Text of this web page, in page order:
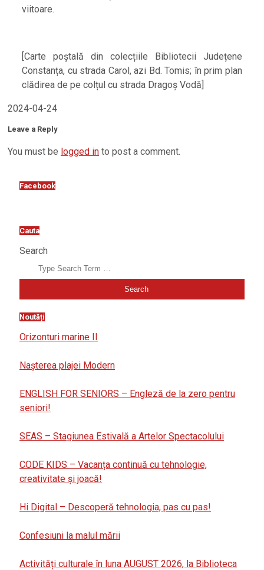
viitoare.
[Carte poștală din colecțiile Bibliotecii Județene
Constanța, cu strada Carol, azi Bd. Tomis; în prim plan
clădirea de pe colțul cu strada Dragoș Vodă]
2024-04-24
Leave a Reply
You must be logged in to post a comment.
Facebook
Cauta
Search
Noutăți
Orizonturi marine II
Nașterea plajei Modern
ENGLISH FOR SENIORS – Engleză de la zero pentru
seniori!
SEAS – Stagiunea Estivală a Artelor Spectacolului
CODE KIDS – Vacanța continuă cu tehnologie,
creativitate și joacă!
Hi Digital – Descoperă tehnologia, pas cu pas!
Confesiuni la malul mării
Activități culturale în luna AUGUST 2026, la Biblioteca